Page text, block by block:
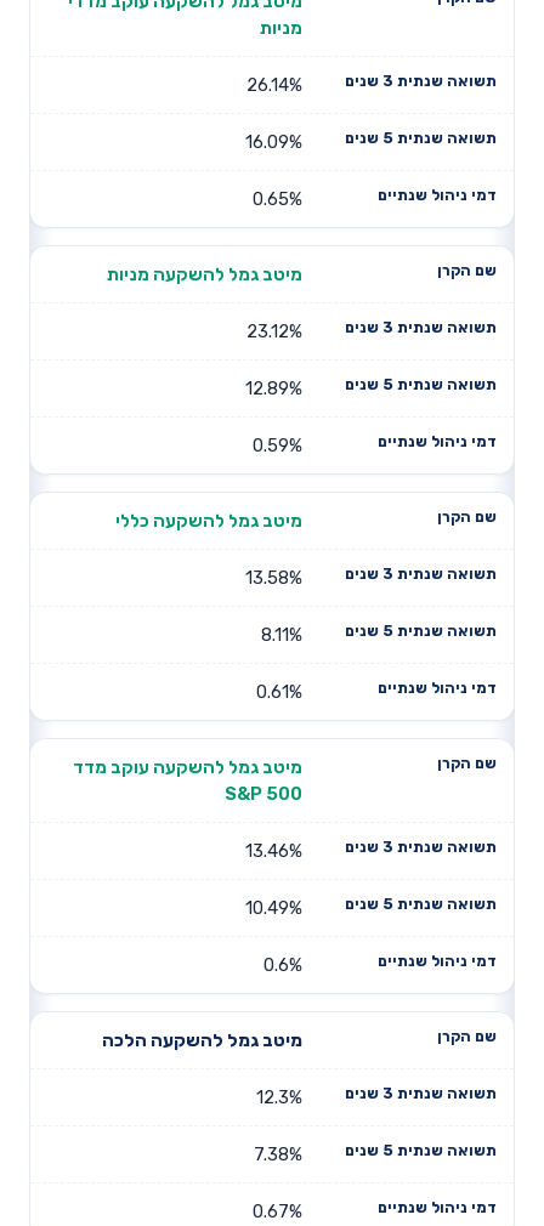
שנתית 3
דמי ניהול
מניות
26.14%
16.09%
0.65%
מיטב גמל להשקעה מניות
23.12%
12.89%
0.59%
מיטב גמל להשקעה כללי
13.58%
8.11%
0.61%
מיטב גמל להשקעה עוקב מדד
S&P 500
13.46%
10.49%
0.6%
מיטב גמל להשקעה הלכה
12.3%
7.38%
0.67%